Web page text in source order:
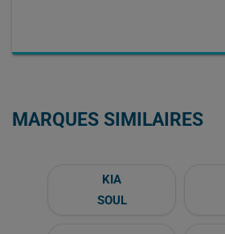
MARQUES SIMILAIRES
KIA
SOUL